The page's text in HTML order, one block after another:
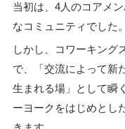
当初は、4人のコアメ
なコミュニティでした。
しかし、コワーキング
で、「交流によって新
生まれる場」として瞬
ーヨークをはじめとし